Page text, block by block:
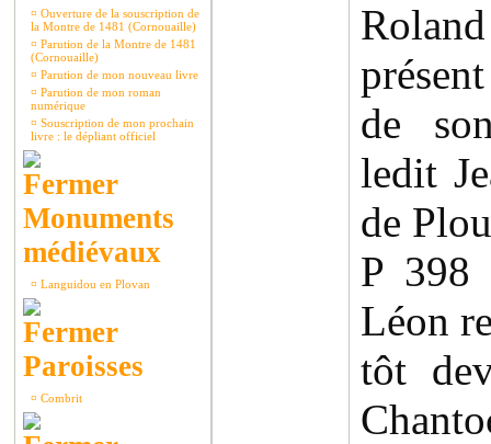
¤ Ouverture de la souscription de
la Montre de 1481 (Cornouaille)
¤ Parution de la Montre de 1481
(Cornouaille)
¤ Parution de mon nouveau livre
¤ Parution de mon roman
numérique
¤ Souscription de mon prochain
livre : le dépliant officiel
Monuments
médiévaux
¤ Languidou en Plovan
Paroisses
¤ Combrit
de
ledit
de
P
Léon
tôt